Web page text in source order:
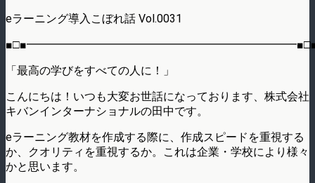
eラーニング導入こぼれ話 Vol.0031
「最高の学びをすべての人に！」
こんにちは！いつも大変お世話になっております、株式会社
キバンインターナショナルの田中です。
eラーニング教材を作成する際に、作成スピードを重視する
か、クオリティを重視するか。これは企業・学校により様々
かと思います。